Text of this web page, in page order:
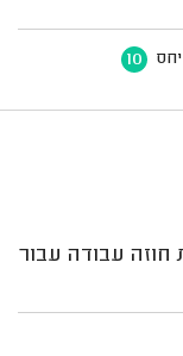
יחס 10
חוזה עבודה עבור